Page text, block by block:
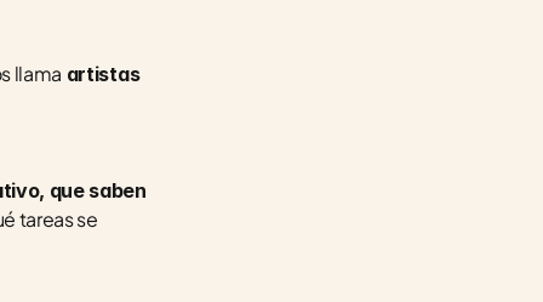
llama artistas
que saben
tareas se